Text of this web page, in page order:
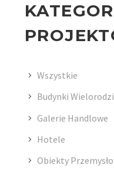
Wszystkie
Budynki
Galerie Handlowe
Hotele
Obiekty